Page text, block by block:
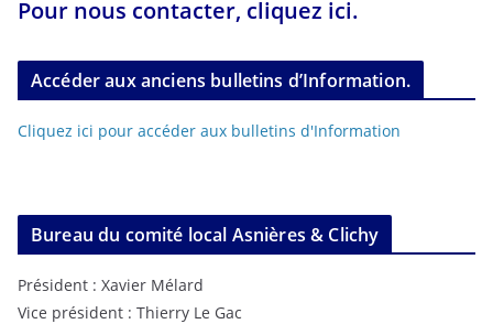
Pour nous contacter, cliquez ici.
Accéder aux anciens bulletins d’Information.
Cliquez ici pour accéder aux bulletins d'Information
Bureau du comité local Asnières & Clichy
Président : Xavier Mélard
Vice président : Thierry Le Gac